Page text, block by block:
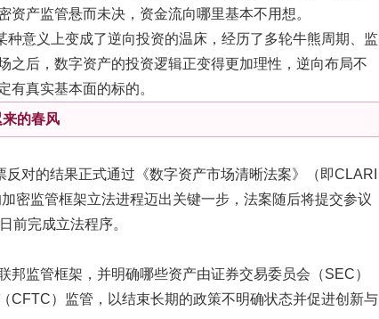
资产监管悬而未决，资金流向哪里基本不用想。
意义上变成了逆向投资的温床，经历了多轮牛熊周期、监
之后，数字资产的投资逻辑正变得更加理性，逆向布局不
有真实基本面的标的。
的春风
对的结果正式通过《数字资产市场清晰法案》（即CLARI
密监管框架立法进程迈出关键一步，法案随后将提交参议
前完成立法程序。
邦监管框架，并明确哪些资产由证券交易委员会（SEC）
CFTC）监管，以结束长期的政策不明确状态并促进创新与